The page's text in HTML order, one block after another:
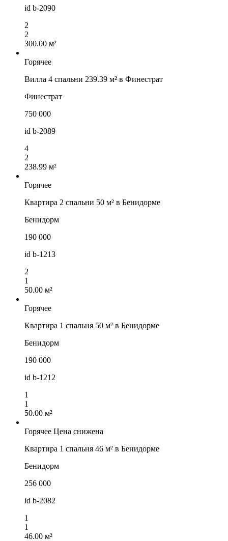
id b-2090
2
2
300.00 м²
Горячее
Вилла 4 спальни 239.39 м² в Финестрат
Финестрат
750 000
id b-2089
4
2
238.99 м²
Горячее
Квартира 2 спальни 50 м² в Бенидорме
Бенидорм
190 000
id b-1213
2
1
50.00 м²
Горячее
Квартира 1 спальня 50 м² в Бенидорме
Бенидорм
190 000
id b-1212
1
1
50.00 м²
Горячее Цена снижена
Квартира 1 спальня 46 м² в Бенидорме
Бенидорм
256 000
id b-2082
1
1
46.00 м²